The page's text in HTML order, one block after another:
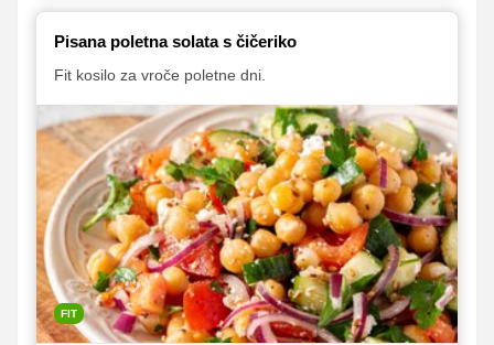
Pisana poletna solata s čičeriko
Fit kosilo za vroče poletne dni.
FIT